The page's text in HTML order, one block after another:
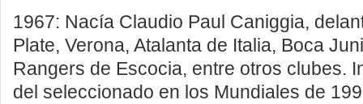
1967: Nacía Claudio Paul Caniggia,
Plate, Verona, Atalanta de Italia, Boca
Rangers de Escocia, entre otros clubes.
del seleccionado en los Mundiales de